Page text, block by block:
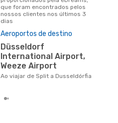
que foram encontrados pelos
nossos clientes nos últimos 3
dias
Aeroportos de destino
Düsseldorf
International Airport,
Weeze Airport
Ao viajar de Split a Dusseldórfia